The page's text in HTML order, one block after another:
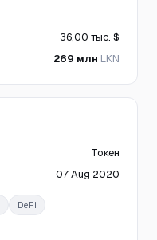
36,00 тыс. $
269 млн LKN
Токен
07 Aug 2020
DeFi